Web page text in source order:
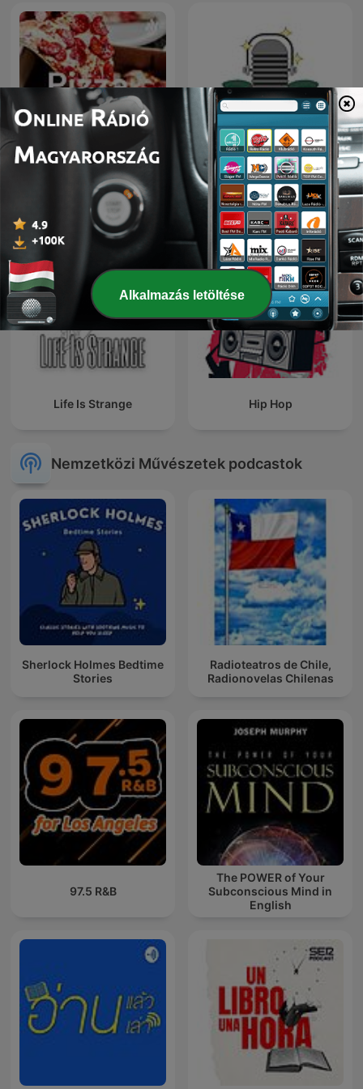
EE Alla Radice
Life Is Strange Hip Hop
Nemzetközi Művészetek podcastok
Sherlock Holmes Bedtime
Stories
Radioteatros de Chile,
Radionovelas Chilenas
97.5 R&B
The POWER of Your
Subconscious Mind in
English
Alkalmazás letöltése